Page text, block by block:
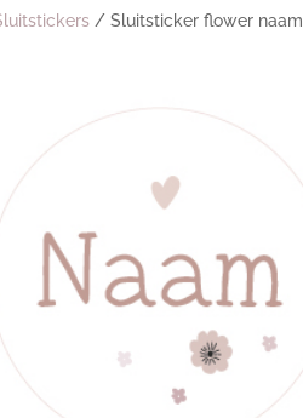
/ Sluitsticker flower naam